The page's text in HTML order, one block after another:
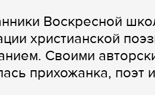
Воскресной
христианской
Своими
прихожанка, поэт